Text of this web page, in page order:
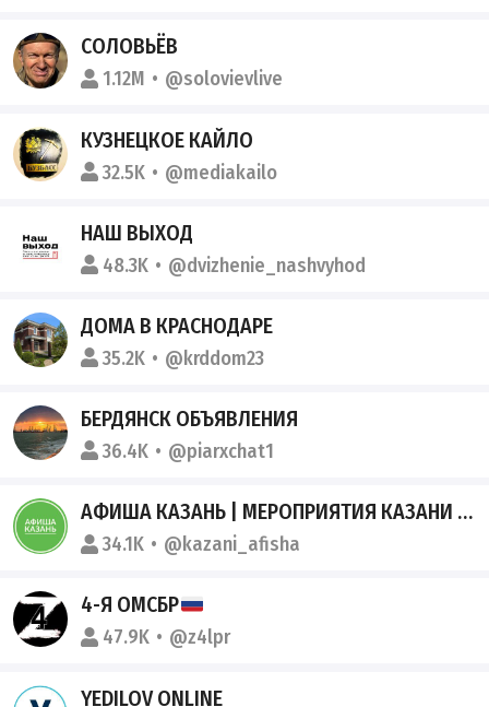
СОЛОВЬЁВ
1.12M @solovievlive
КУЗНЕЦКОЕ КАЙЛО
32.5K @mediakailo
НАШ ВЫХОД
48.3K @dvizhenie_nashvyhod
ДОМА В КРАСНОДАРЕ
35.2K @krddom23
БЕРДЯНСК ОБЪЯВЛЕНИЯ
36.4K @piarxchat1
АФИША КАЗАНЬ | МЕРОПРИЯТИЯ КАЗАНИ | ЧЕМ ЗАНЯТЬСЯ В КАЗАНИ
34.1K @kazani_afisha
4-Я ОМСБР
47.9K @z4lpr
YEDILOV ONLINE